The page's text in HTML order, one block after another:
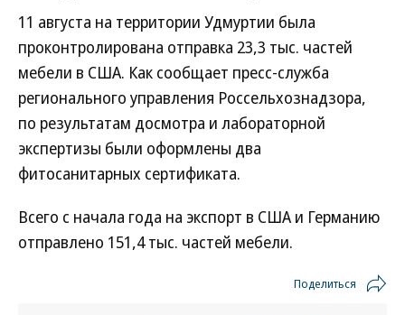
11 августа на территории Удмуртии была
проконтролирована отправка 23,3 тыс. частей
мебели в США. Как сообщает пресс-служба
регионального управления Россельхознадзора,
по результатам досмотра и лабораторной
экспертизы были оформлены два
фитосанитарных сертификата.
Всего с начала года на экспорт в США и Германию
отправлено 151,4 тыс. частей мебели.
Поделиться